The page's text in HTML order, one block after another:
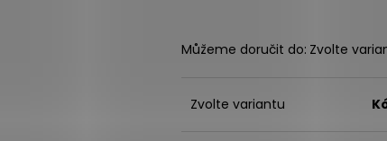
Můžeme doručit do: Zvolte
Zvolte variantu